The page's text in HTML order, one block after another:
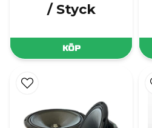
/ Styck
KÖP